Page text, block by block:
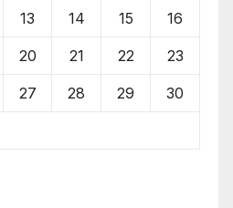
13 14 15 16
20 21 22 23
27 28 29 30